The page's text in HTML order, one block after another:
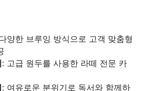
양한 브루잉 방식으로 고객 맞춤형
: 고급 원두를 사용한 라떼 전문 카
: 여유로운 분위기로 독서와 함께하